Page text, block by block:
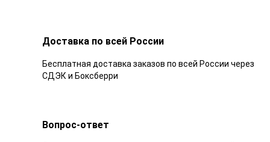
Доставка по всей России
Бесплатная доставка заказов по всей России через
СДЭК и Боксберри
Вопрос-ответ